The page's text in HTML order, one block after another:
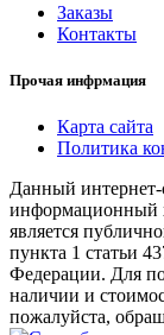
Заказы
Контакты
Прочая инфрмация
Карта сайта
Политика
Данный интернет-
информационный
является
пункта 1 статьи
Федерации. Для
наличии и
пожалуйста,